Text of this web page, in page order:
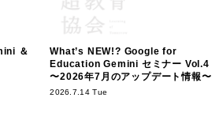
＆
What’s NEW!? Google for
Education Gemini セミナー Vol.4
〜2026年7月のアップデート情報〜
2026.7.14 Tue